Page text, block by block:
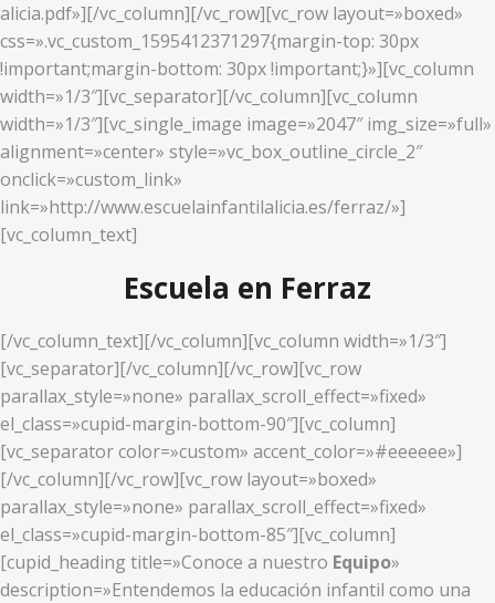
alicia.pdf»][/vc_column][/vc_row][vc_row layout=»boxed»
css=».vc_custom_1595412371297{margin-top: 30px
!important;margin-bottom: 30px !important;}»][vc_column
width=»1/3″][vc_separator][/vc_column][vc_column
width=»1/3″][vc_single_image image=»2047″ img_size=»full»
alignment=»center» style=»vc_box_outline_circle_2″
onclick=»custom_link»
link=»http://www.escuelainfantilalicia.es/ferraz/»]
[vc_column_text]
Escuela en Ferraz
[/vc_column_text][/vc_column][vc_column width=»1/3″]
[vc_separator][/vc_column][/vc_row][vc_row
parallax_style=»none» parallax_scroll_effect=»fixed»
el_class=»cupid-margin-bottom-90″][vc_column]
[vc_separator color=»custom» accent_color=»#eeeeee»]
[/vc_column][/vc_row][vc_row layout=»boxed»
parallax_style=»none» parallax_scroll_effect=»fixed»
el_class=»cupid-margin-bottom-85″][vc_column]
[cupid_heading title=»Conoce a nuestro Equipo»
description=»Entendemos la educación infantil como una